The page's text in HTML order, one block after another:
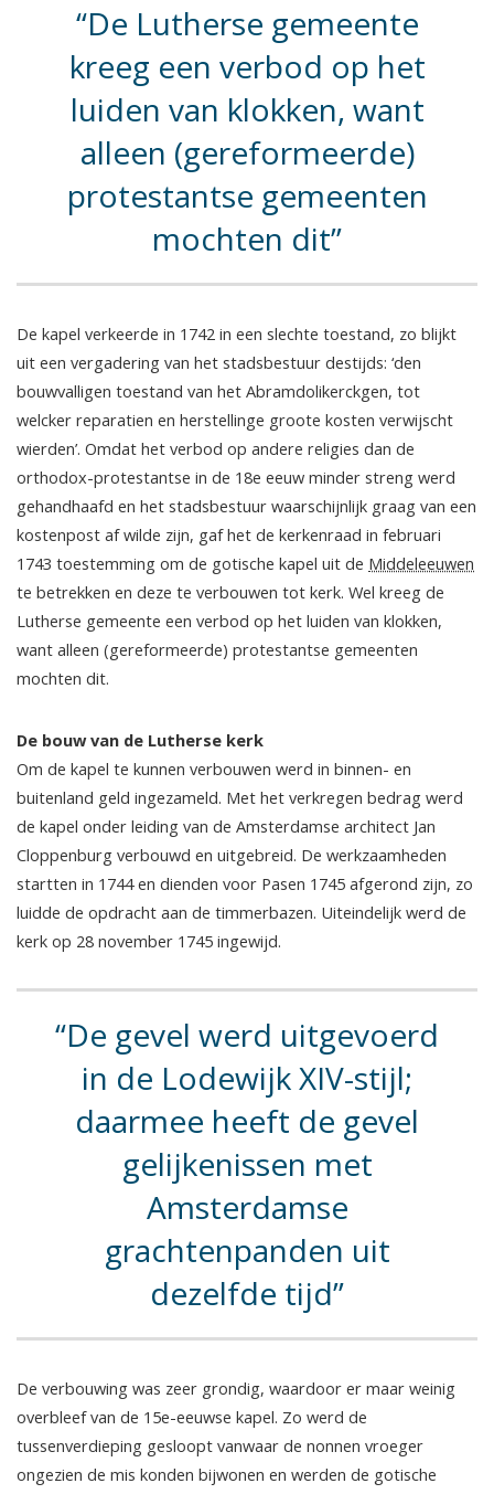
De Lutherse gemeente
kreeg een verbod op het
luiden van klokken, want
alleen (gereformeerde)
protestantse gemeenten
mochten dit
De kapel verkeerde in 1742 in een slechte toestand, zo blijkt
uit een vergadering van het stadsbestuur destijds: ‘den
bouwvalligen toestand van het Abramdolikerckgen, tot
welcker reparatien en herstellinge groote kosten verwijscht
wierden’. Omdat het verbod op andere religies dan de
orthodox-protestantse in de 18e eeuw minder streng werd
gehandhaafd en het stadsbestuur waarschijnlijk graag van een
kostenpost af wilde zijn, gaf het de kerkenraad in februari
1743 toestemming om de gotische kapel uit de Middeleeuwen
te betrekken en deze te verbouwen tot kerk. Wel kreeg de
Lutherse gemeente een verbod op het luiden van klokken,
want alleen (gereformeerde) protestantse gemeenten
mochten dit.
De bouw van de Lutherse kerk
Om de kapel te kunnen verbouwen werd in binnen- en
buitenland geld ingezameld. Met het verkregen bedrag werd
de kapel onder leiding van de Amsterdamse architect Jan
Cloppenburg verbouwd en uitgebreid. De werkzaamheden
startten in 1744 en dienden voor Pasen 1745 afgerond zijn, zo
luidde de opdracht aan de timmerbazen. Uiteindelijk werd de
kerk op 28 november 1745 ingewijd.
De gevel werd uitgevoerd
in de Lodewijk XIV-stijl;
daarmee heeft de gevel
gelijkenissen met
Amsterdamse
grachtenpanden uit
dezelfde tijd
De verbouwing was zeer grondig, waardoor er maar weinig
overbleef van de 15e-eeuwse kapel. Zo werd de
tussenverdieping gesloopt vanwaar de nonnen vroeger
ongezien de mis konden bijwonen en werden de gotische